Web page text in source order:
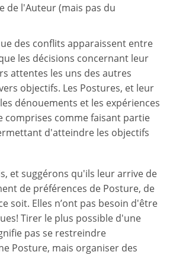
de l'Auteur (mais pas du
des conflits apparaissent entre
les décisions concernant leur
attentes les uns des autres
objectifs. Les Postures, et leur
dénouements et les expériences
comprises comme faisant partie
d'atteindre les objectifs
et suggérons qu'ils leur arrive de
de préférences de Posture, de
soit. Elles n’ont pas besoin d'être
Tirer le plus possible d'une
pas se restreindre
Posture, mais organiser des